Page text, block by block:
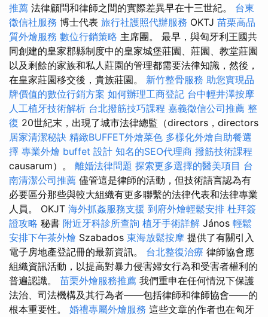
推薦 法律顧問和律師之間的實際差異早在十三世紀。 台東
徵信社服務 博士代表 旅行社護照代辦服務 OKTJ 苗栗高品
質外燴服務 數位行銷策略 主席團。 最早，與匈牙利王國共
同創建的皇家郡縣制度中的皇家城堡莊園、莊園、教堂莊園
以及剩餘的家族和私人莊園的管理都需要法律知識，然後，
在皇家莊園移交後，貴族莊園。 新竹整骨服務 助您實現品
牌價值的數位行銷方案 如何辦理工商登記 台中輕井澤按摩
人工植牙技術解析 台北撥筋技巧課程 嘉義徵信公司推薦 整
復 20世紀末，出現了城市法律總監（directors，directors
居家清潔秘訣 精緻BUFFET外燴菜色 多樣化外燴自助餐選
擇 專業外燴 buffet 設計 知名的SEO代理商 撥筋技術課程
causarum）。 離婚法律問題 探索更多選擇的醫美項目 台
南清潔公司推薦 儘管這是律師的活動，但技術語言認為有
必要區分那些與較大組織有更多聯繫的法律代表和法律專業
人員。 OKJT 海外抓姦服務支援 到府外燴輕鬆安排 杜拜簽
證攻略 秘書 附近牙科診所查詢 植牙手術詳解 János 輕鬆
安排下午茶外燴 Szabados 東海放鬆按摩 提供了有關引入
電子房地產登記冊的最新資訊。 台北整復治療 律師協會應
組織資訊活動，以提高對暴力侵害婦女行為和受害者權利的
普遍認識。 苗栗外燴服務推薦 我們重申在任何情況下保護
法治、司法機構及其行為者——包括律師和律師協會——的
根本重要性。 婚禮專屬外燴服務 這些文章的作者也在匈牙